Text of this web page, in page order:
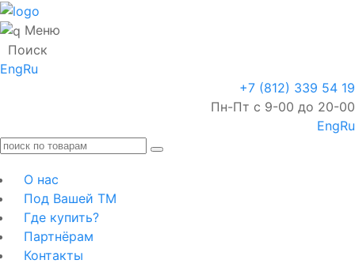
Меню
Поиск
EngRu
+7 (812) 339 54 19
Пн-Пт с 9-00 до 20-00
EngRu
О нас
Под Вашей ТМ
Где купить?
Партнёрам
Контакты